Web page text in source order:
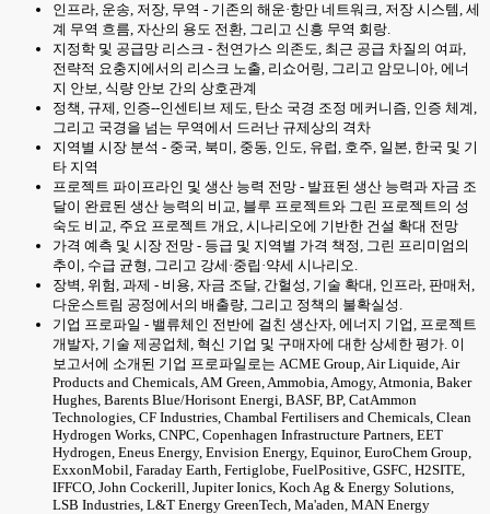
인프라, 운송, 저장, 무역 - 기존의 해운·항만 네트워크, 저장 시스템, 세
계 무역 흐름, 자산의 용도 전환, 그리고 신흥 무역 회랑.
지정학 및 공급망 리스크 - 천연가스 의존도, 최근 공급 차질의 여파,
전략적 요충지에서의 리스크 노출, 리쇼어링, 그리고 암모니아, 에너
지 안보, 식량 안보 간의 상호관계
정책, 규제, 인증--인센티브 제도, 탄소 국경 조정 메커니즘, 인증 체계,
그리고 국경을 넘는 무역에서 드러난 규제상의 격차
지역별 시장 분석 - 중국, 북미, 중동, 인도, 유럽, 호주, 일본, 한국 및 기
타 지역
프로젝트 파이프라인 및 생산 능력 전망 - 발표된 생산 능력과 자금 조
달이 완료된 생산 능력의 비교, 블루 프로젝트와 그린 프로젝트의 성
숙도 비교, 주요 프로젝트 개요, 시나리오에 기반한 건설 확대 전망
가격 예측 및 시장 전망 - 등급 및 지역별 가격 책정, 그린 프리미엄의
추이, 수급 균형, 그리고 강세·중립·약세 시나리오.
장벽, 위험, 과제 - 비용, 자금 조달, 간헐성, 기술 확대, 인프라, 판매처,
다운스트림 공정에서의 배출량, 그리고 정책의 불확실성.
기업 프로파일 - 밸류체인 전반에 걸친 생산자, 에너지 기업, 프로젝트
개발자, 기술 제공업체, 혁신 기업 및 구매자에 대한 상세한 평가. 이
보고서에 소개된 기업 프로파일로는 ACME Group, Air Liquide, Air
Products and Chemicals, AM Green, Ammobia, Amogy, Atmonia, Baker
Hughes, Barents Blue/Horisont Energi, BASF, BP, CatAmmon
Technologies, CF Industries, Chambal Fertilisers and Chemicals, Clean
Hydrogen Works, CNPC, Copenhagen Infrastructure Partners, EET
Hydrogen, Eneus Energy, Envision Energy, Equinor, EuroChem Group,
ExxonMobil, Faraday Earth, Fertiglobe, FuelPositive, GSFC, H2SITE,
IFFCO, John Cockerill, Jupiter Ionics, Koch Ag & Energy Solutions,
LSB Industries, L&T Energy GreenTech, Ma'aden, MAN Energy